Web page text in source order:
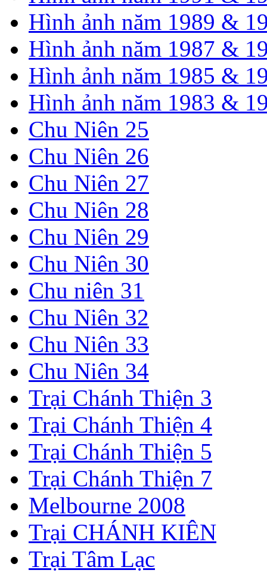
Hình ảnh năm 1989 &
Hình ảnh năm 1987 &
Hình ảnh năm 1985 &
Hình ảnh năm 1983 &
Chu Niên 25
Chu Niên 26
Chu Niên 27
Chu Niên 28
Chu Niên 29
Chu Niên 30
Chu niên 31
Chu Niên 32
Chu Niên 33
Chu Niên 34
Trại Chánh Thiện 3
Trại Chánh Thiện 4
Trại Chánh Thiện 5
Trại Chánh Thiện 7
Melbourne 2008
Trại CHÁNH KIÊN
Trại Tâm Lạc